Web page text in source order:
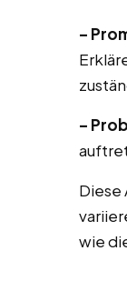
–
–
Diese
wie